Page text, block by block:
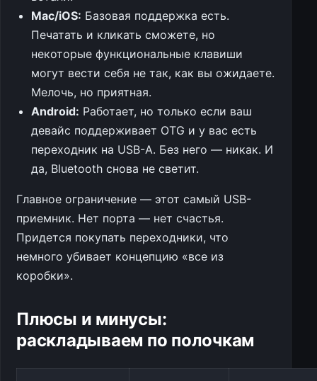
Mac/iOS: Базовая поддержка есть.
Печатать и кликать сможете, но
некоторые функциональные клавиши
могут вести себя не так, как вы ожидаете.
Мелочь, но приятная.
Android: Работает, но только если ваш
девайс поддерживает OTG и у вас есть
переходник на USB-A. Без него — никак. И
да, Bluetooth снова не светит.
Главное ограничение — этот самый USB-
приемник. Нет порта — нет счастья.
Придется покупать переходники, что
немного убивает концепцию «все из
коробки».
Плюсы и минусы:
раскладываем по полочкам